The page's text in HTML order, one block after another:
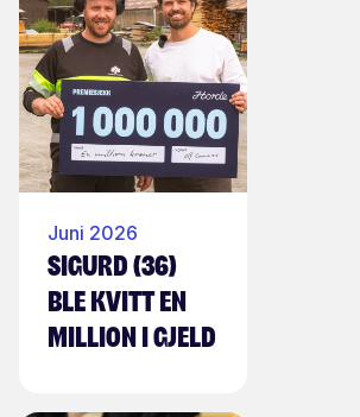
Juni 2026
Sigurd (36)
ble kvitt en
million i gjeld